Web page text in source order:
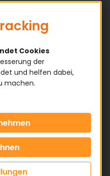
Cookies
der
und helfen dabei,
machen.